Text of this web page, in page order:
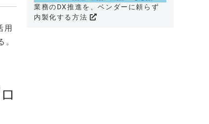
用
業務のDX推進を、ベンダーに頼らず
内製化する方法